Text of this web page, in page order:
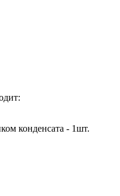
конденсата - 1шт.